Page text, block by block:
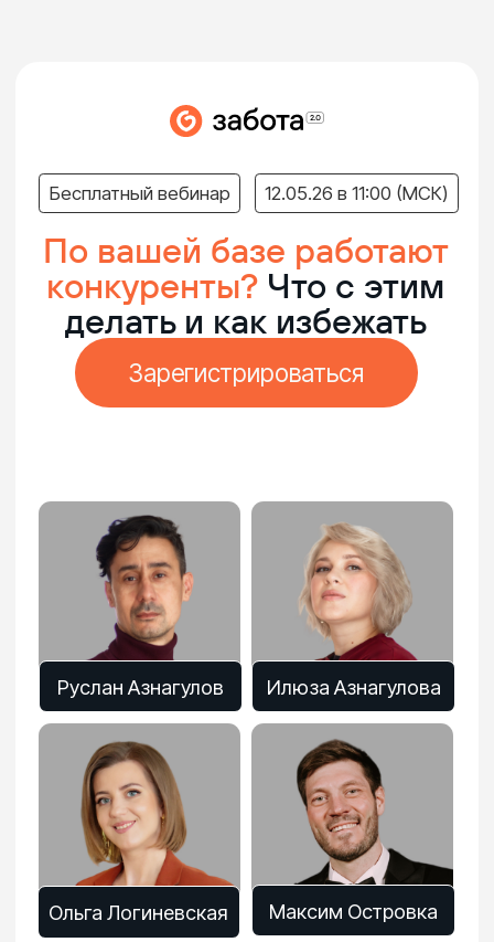
12.05.26 в 11:00 (МСК)
По вашей базе работают
конкуренты?Что с этим
Зарегистрироваться
Ольга Логиневская